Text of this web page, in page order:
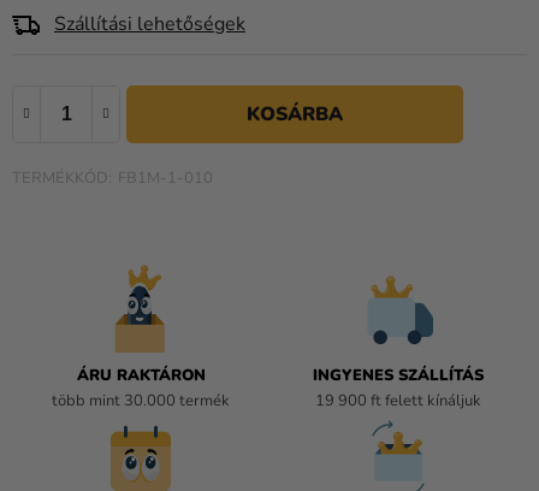
Személyre
szabott
Kiárusítás
Rólunk
Szállítási lehetőségek
FB1M-1-010
ÁRU RAKTÁRON
több mint 30.000 termék
INGYENES SZÁLLÍTÁS
19 900 ft felett kínáljuk